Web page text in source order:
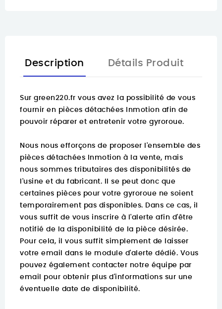
Description Détails Produit
Sur green220.fr vous avez la possibilité de vous
fournir en pièces détachées Inmotion afin de
pouvoir réparer et entretenir votre gyroroue.
Nous nous efforçons de proposer l'ensemble des
pièces détachées Inmotion à la vente, mais
nous sommes tributaires des disponibilités de
l'usine et du fabricant. Il se peut donc que
certaines pièces pour votre gyroroue ne soient
temporairement pas disponibles. Dans ce cas, il
vous suffit de vous inscrire à l'alerte afin d'être
notifié de la disponibilité de la pièce désirée.
Pour cela, il vous suffit simplement de laisser
votre email dans le module d'alerte dédié. Vous
pouvez également contacter notre équipe par
email pour obtenir plus d'informations sur une
éventuelle date de disponibilité.